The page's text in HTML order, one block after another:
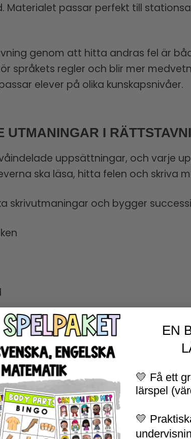
Materialet passar perfekt till
genom att hitta andras fel är
språkets regler och blir mer
elever på olika kunskapsnivåer.
UTMANINGAR I
uppsättningar, och varje
ska läsa, hitta felen och skriva
skrivutmaningar och bygger
EN
💛 Få ett
lärspel
💛